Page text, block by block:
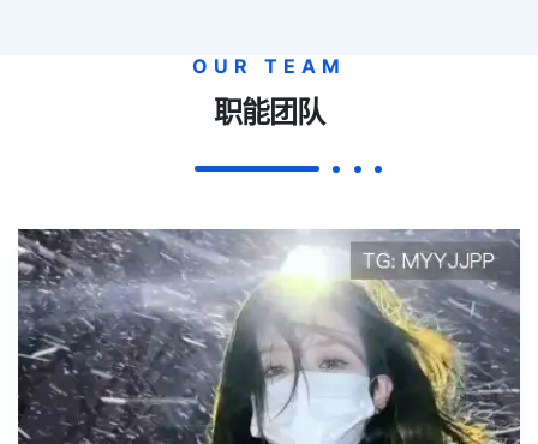
OUR TEAM
职能团队